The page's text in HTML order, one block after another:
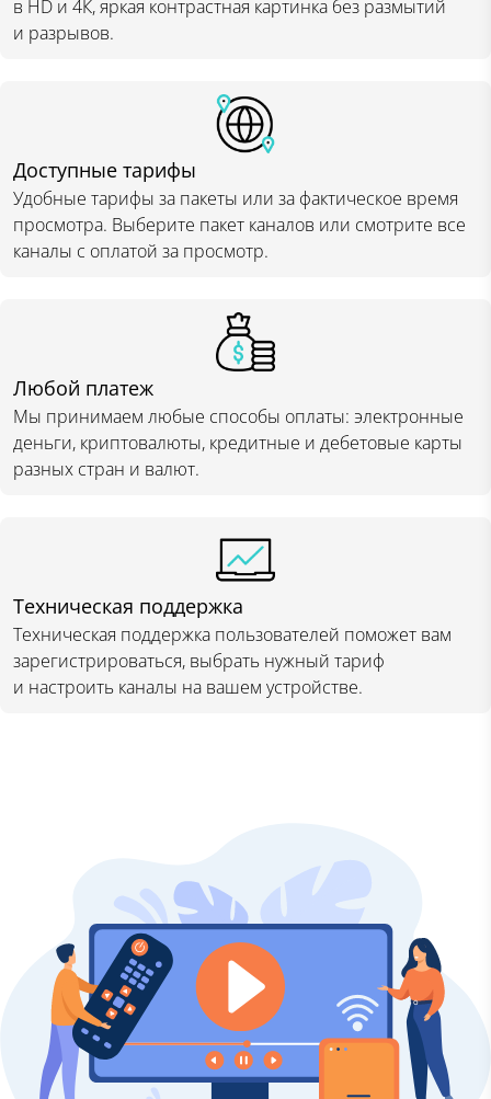
в HD и 4К, яркая контрастная картинка без размытий
и разрывов.
Доступные тарифы
Удобные тарифы за пакеты или за фактическое время
просмотра. Выберите пакет каналов или смотрите все
каналы с оплатой за просмотр.
Любой платеж
Мы принимаем любые способы оплаты: электронные
деньги, криптовалюты, кредитные и дебетовые карты
разных стран и валют.
Техническая поддержка
Техническая поддержка пользователей поможет вам
зарегистрироваться, выбрать нужный тариф
и настроить каналы на вашем устройстве.